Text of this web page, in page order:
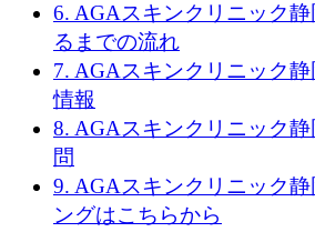
6. AGAスキンクリニック
るまでの流れ
7. AGAスキンクリニック
情報
8. AGAスキンクリニック
問
9. AGAスキンクリニック静
ングはこちらから